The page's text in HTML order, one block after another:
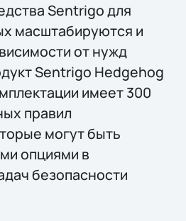
Sentrigo для
масштабируются и
от нужд
Sentrigo Hedgehog
имеет 300
правил
могут быть
опциями в
безопасности